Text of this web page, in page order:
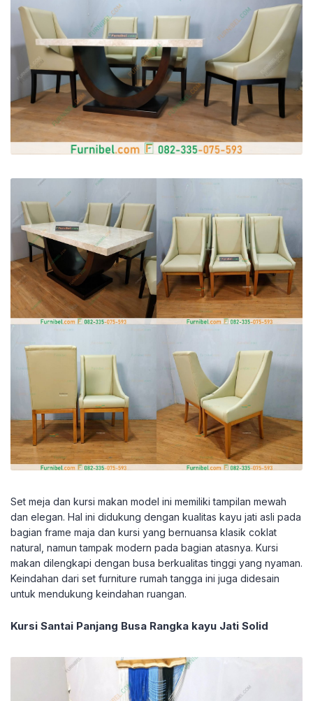
Set meja dan kursi makan model ini memiliki tampilan mewah
dan elegan. Hal ini didukung dengan kualitas kayu jati asli pada
bagian frame maja dan kursi yang bernuansa klasik coklat
natural, namun tampak modern pada bagian atasnya. Kursi
makan dilengkapi dengan busa berkualitas tinggi yang nyaman.
Keindahan dari set furniture rumah tangga ini juga didesain
untuk mendukung keindahan ruangan.
Kursi Santai Panjang Busa Rangka kayu Jati Solid